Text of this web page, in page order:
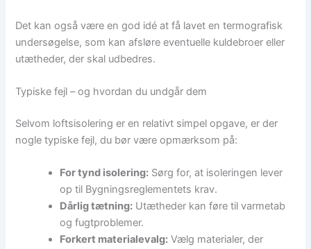
Det kan også være en god idé at få lavet en termografisk
undersøgelse, som kan afsløre eventuelle kuldebroer eller
utætheder, der skal udbedres.
Typiske fejl – og hvordan du undgår dem
Selvom loftsisolering er en relativt simpel opgave, er der
nogle typiske fejl, du bør være opmærksom på:
For tynd isolering: Sørg for, at isoleringen lever
op til Bygningsreglementets krav.
Dårlig tætning: Utætheder kan føre til varmetab
og fugtproblemer.
Forkert materialevalg: Vælg materialer, der